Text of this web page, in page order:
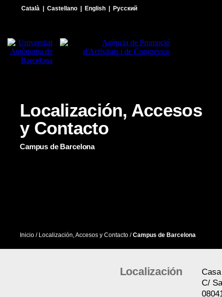
Català Castellano English Русский
Localización, Accesos
y Contacto
Campus de Barcelona
Inicio / Localización, Accesos y Contacto /Campus de Barcelona
Localización
C/